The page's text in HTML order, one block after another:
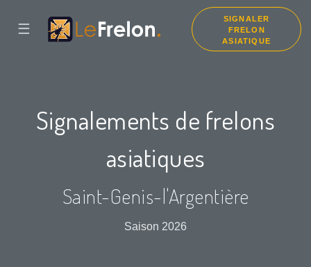
☰
SIGNALER
FRELON
ASIATIQUE
Signalements de frelons
asiatiques
Saint-Genis-l'Argentière
Saison 2026